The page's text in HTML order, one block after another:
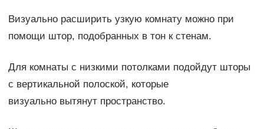
Визуально расширить узкую комнату можно при
помощи штор, подобранных в тон к стенам.
Для комнаты с низкими потолками подойдут шторы
с вертикальной полоской, которые
визуально вытянут пространство.